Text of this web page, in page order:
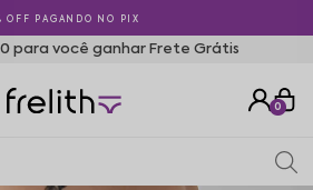
OFF PAGANDO NO PIX
para você ganhar Frete Grátis
0